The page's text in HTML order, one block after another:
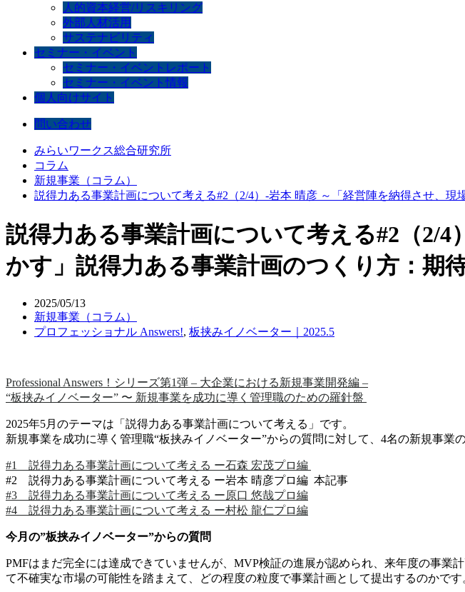
人的資本経営/リスキリング
外部人材活用
サステナビリティ
セミナー・イベント
セミナー・イベントレポート
セミナー・イベント情報
個人向けサイト
問い合わせ
みらいワークス総合研究所
コラム
新規事業（コラム）
説得力ある事業計画について考える#2（2/4）-岩本 晴彦 ～「経営陣を納得させ、
説得力ある事業計画について考える#2（2/
かす」説得力ある事業計画のつくり方：期
2025/05/13
新規事業（コラム）
プロフェッショナル Answers!, 板挟みイノベーター｜2025.5
Professional Answers！シリーズ第1弾 – 大企業における新規事業開発編 –
“板挟みイノベーター” 〜 新規事業を成功に導く管理職のための羅針盤
2025年5月のテーマは「説得力ある事業計画について考える」です。
新規事業を成功に導く管理職“板挟みイノベーター”からの質問に対して、4名の新規事業
#1 説得力ある事業計画について考える ー石森 宏茂プロ編
#2 説得力ある事業計画について考える ー岩本 晴彦プロ編 本記事
#3 説得力ある事業計画について考える ー原口 悠哉プロ編
#4 説得力ある事業計画について考える ー村松 龍仁プロ編
今月の”板挟みイノベーター”からの質問
PMFはまだ完全には達成できていませんが、MVP検証の進展が認められ、来年度の事
て不確実な市場の可能性を踏まえて、どの程度の粒度で事業計画として提出するのかで